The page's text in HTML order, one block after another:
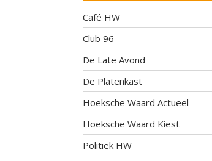
Café HW
Club 96
De Late Avond
De Platenkast
Hoeksche Waard Actueel
Hoeksche Waard Kiest
Politiek HW